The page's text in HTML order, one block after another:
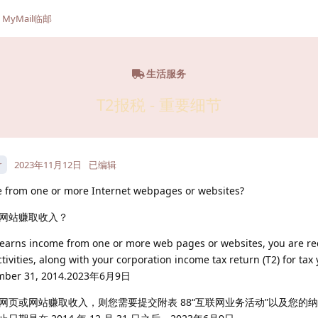
MyMail临邮
生活服务
T2报税 - 重要细节
2023年11月12日 已编辑
one or more Internet webpages or websites?
站赚取收入？
income from one or more web pages or websites, you are
along with your corporation income tax return (T2) for tax
31, 2014.2023年6月9日
页或网站赚取收入，则您需要提交附表 88“互联网业务活动”以及您的